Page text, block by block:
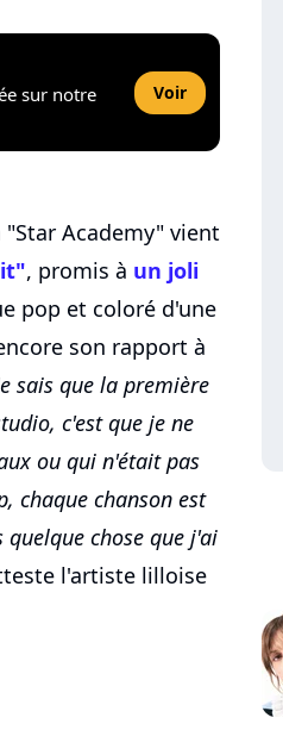
sur notre
Voir
Academy" vient
, promis à un joli
pop et coloré d'une
son rapport à
sais que la première
c'est que je ne
ou qui n'était pas
chaque chanson est
chose que j'ai
l'artiste lilloise